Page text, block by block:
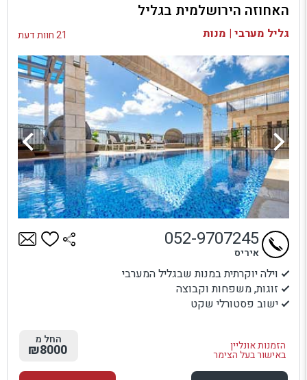
בדיקת זמינות ומחירים
האחוזה הירושלמית בגליל
גליל מערבי | מנות 21 חוות דעת
וילה יוקרתית במנות שבגליל המערבי
זוגות, משפחות וקבוצה
ישוב פסטורלי שקט
הזמנות אונליין
באישור בעל הצימר
052-9707245
איריס
החל מ
₪8000